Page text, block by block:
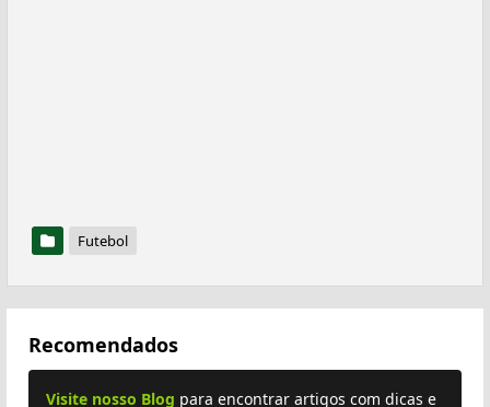
Futebol
Recomendados
Visite nosso Blog para encontrar artigos com dicas e